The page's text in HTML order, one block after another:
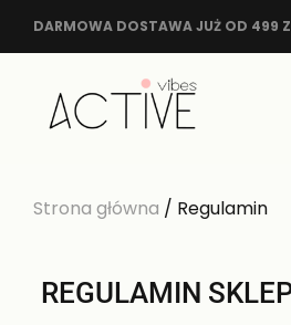
DARMOWA DOSTAWA JUŻ OD 499
Strona główna / Regulamin
REGULAMIN